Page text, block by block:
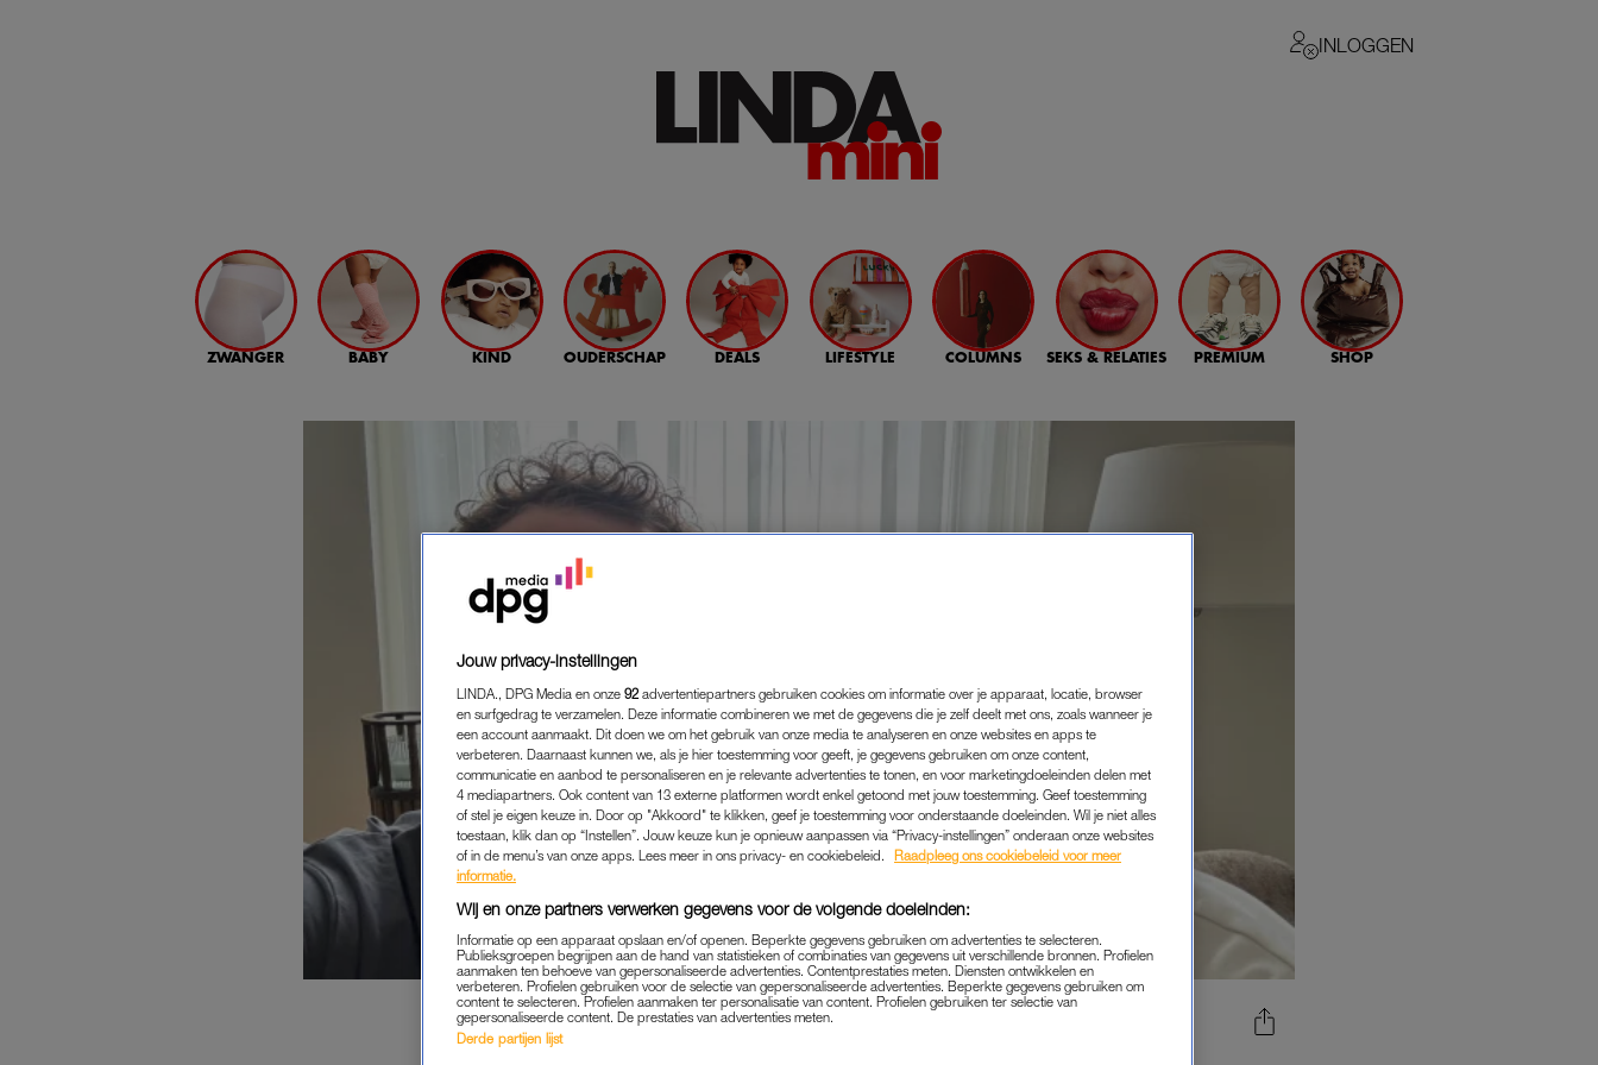
INLOGGEN
ZWANGER BABY KIND OUDERSCHAP DEALS LIFESTYLE COLUMNS SEKS & RELATIES PREMIUM SHOP
KINDERWENS|WONDER GEWENST
Jouw privacy-instellingen
LINDA., DPG Media en onze 92 advertentiepartners gebruiken cookies om informatie over je apparaat, locatie, browser
en surfgedrag te verzamelen. Deze informatie combineren we met de gegevens die je zelf deelt met ons, zoals wanneer je
een account aanmaakt. Dit doen we om het gebruik van onze media te analyseren en onze websites en apps te
verbeteren. Daarnaast kunnen we, als je hier toestemming voor geeft, je gegevens gebruiken om onze content,
communicatie en aanbod te personaliseren en je relevante advertenties te tonen, en voor marketingdoeleinden delen met
4 mediapartners. Ook content van 13 externe platformen wordt enkel getoond met jouw toestemming. Geef toestemming
of stel je eigen keuze in. Door op "Akkoord" te klikken, geef je toestemming voor onderstaande doeleinden. Wil je niet alles
toestaan, klik dan op “Instellen”. Jouw keuze kun je opnieuw aanpassen via “Privacy-instellingen” onderaan onze websites
of in de menu’s van onze apps. Lees meer in ons privacy- en cookiebeleid.
Raadpleeg ons cookiebeleid voor meer
informatie.
Wij en onze partners verwerken gegevens voor de volgende doeleinden:
Informatie op een apparaat opslaan en/of openen. Beperkte gegevens gebruiken om advertenties te selecteren.
Publieksgroepen begrijpen aan de hand van statistieken of combinaties van gegevens uit verschillende bronnen. Profielen
aanmaken ten behoeve van gepersonaliseerde advertenties. Contentprestaties meten. Diensten ontwikkelen en
verbeteren. Profielen gebruiken voor de selectie van gepersonaliseerde advertenties. Beperkte gegevens gebruiken om
content te selecteren. Profielen aanmaken ter personalisatie van content. Profielen gebruiken ter selectie van
gepersonaliseerde content. De prestaties van advertenties meten.
Derde partijen lijst